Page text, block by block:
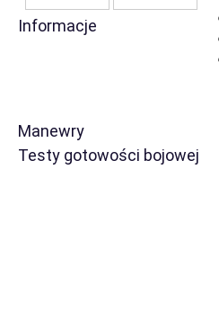
Informacje
Manewry
Testy gotowości bojowej